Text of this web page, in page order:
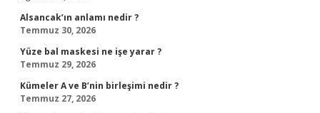
Alsancak’ın anlamı nedir ?
Temmuz 30, 2026
Yüze bal maskesi ne işe yarar ?
Temmuz 29, 2026
Kümeler A ve B’nin birleşimi nedir ?
Temmuz 27, 2026